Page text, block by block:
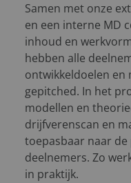
Samen met onze
en een interne MD
inhoud en
hebben alle
ontwikkeldoelen
gepitched. In het
modellen en
drijfverenscan en
toepasbaar naar
deelnemers. Zo
in praktijk.